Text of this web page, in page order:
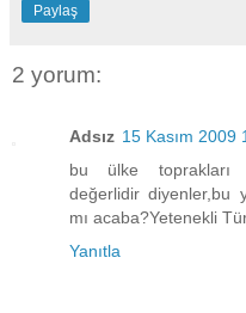
Paylaş
2 yorum:
Adsız 15 Kasım 2009
bu ülke toprakları
değerlidir diyenler,bu
mı acaba?Yetenekli
Yanıtla